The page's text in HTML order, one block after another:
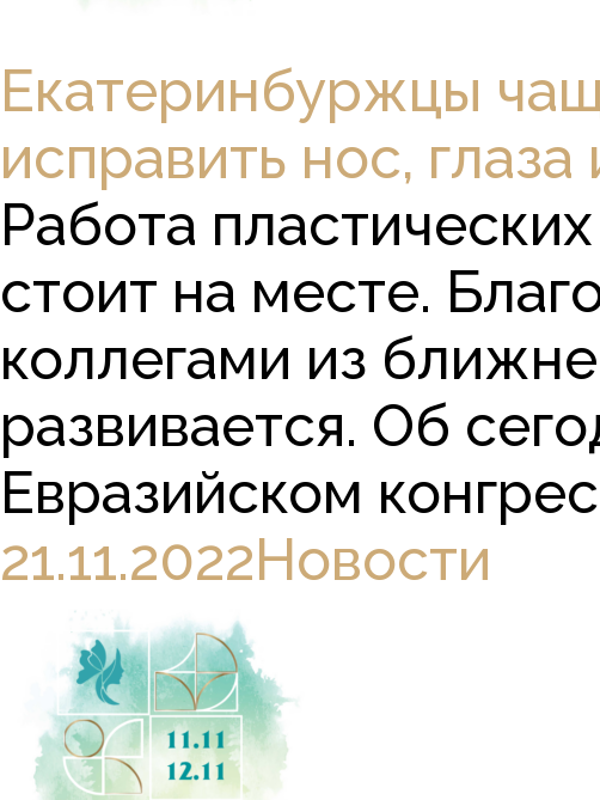
Екатеринбуржцы
исправить нос, глаза
Работа
стоит на месте.
коллегами из
развивается. Об
Евразийском
21.11.2022Новости